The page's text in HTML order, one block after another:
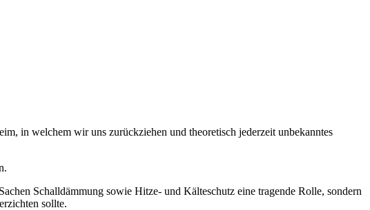
in welchem wir uns zurückziehen und theoretisch jederzeit unbekanntes
Schalldämmung sowie Hitze- und Kälteschutz eine tragende Rolle, sondern
sollte.